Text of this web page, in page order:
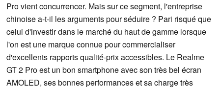
Pro vient concurrencer. Mais sur ce segment, l'entreprise
chinoise a-t-il les arguments pour séduire ? Pari risqué que
celui d'investir dans le marché du haut de gamme lorsque
l'on est une marque connue pour commercialiser
d'excellents rapports qualité-prix accessibles. Le Realme
GT 2 Pro est un bon smartphone avec son très bel écran
AMOLED, ses bonnes performances et sa charge très